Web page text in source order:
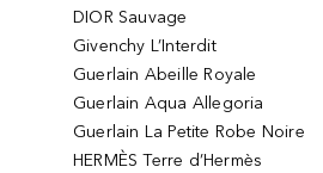
DIOR Sauvage
Givenchy L’Interdit
Guerlain Abeille Royale
Guerlain Aqua Allegoria
Guerlain La Petite Robe Noire
HERMÈS Terre d’Hermès